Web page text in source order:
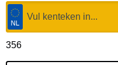
Classic
Nieuw
356